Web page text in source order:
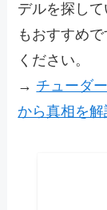
デルを探し
もおすすめ
ください。
→ チューダ
から真相を解